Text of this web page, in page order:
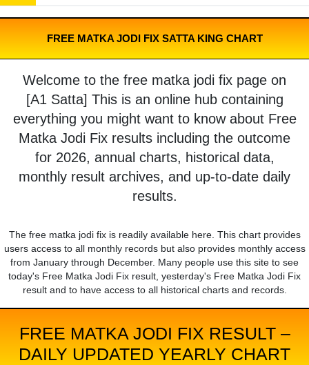
FREE MATKA JODI FIX SATTA KING CHART
Welcome to the free matka jodi fix page on
[A1 Satta] This is an online hub containing
everything you might want to know about Free
Matka Jodi Fix results including the outcome
for 2026, annual charts, historical data,
monthly result archives, and up-to-date daily
results.
The free matka jodi fix is readily available here. This chart provides
users access to all monthly records but also provides monthly access
from January through December. Many people use this site to see
today's Free Matka Jodi Fix result, yesterday's Free Matka Jodi Fix
result and to have access to all historical charts and records.
FREE MATKA JODI FIX RESULT –
DAILY UPDATED YEARLY CHART